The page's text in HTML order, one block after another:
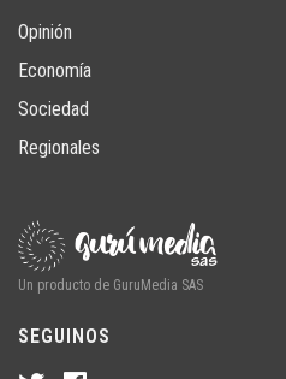
Opinión
Economía
Sociedad
Regionales
Un producto de GuruMedia SAS
SEGUINOS